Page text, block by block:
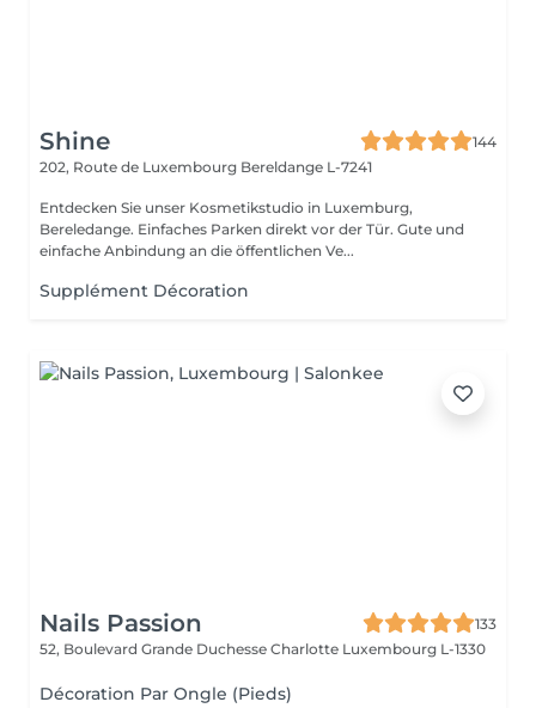
Shine
144
202, Route de Luxembourg Bereldange L-7241
Entdecken Sie unser Kosmetikstudio in Luxemburg,
Bereledange. Einfaches Parken direkt vor der Tür. Gute und
einfache Anbindung an die öffentlichen Ve...
Supplément Décoration
Nails Passion
133
52, Boulevard Grande Duchesse Charlotte Luxembourg L-1330
Décoration Par Ongle (Pieds)